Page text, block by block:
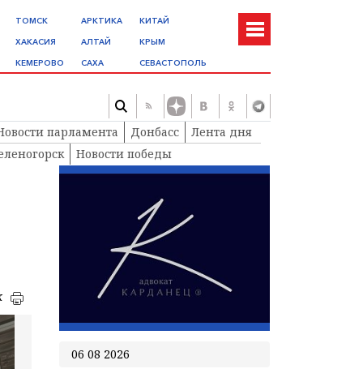
ТОМСК
ХАКАСИЯ
КЕМЕРОВО
АРКТИКА
АЛТАЙ
САХА
КИТАЙ
КРЫМ
СЕВАСТОПОЛЬ
парламента Донбасс
Лента дня
Новости победы
06 08 2026